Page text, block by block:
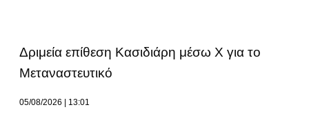
Δριμεία επίθεση Κασιδιάρη μέσω Χ για το
Μεταναστευτικό
05/08/2026 13:01